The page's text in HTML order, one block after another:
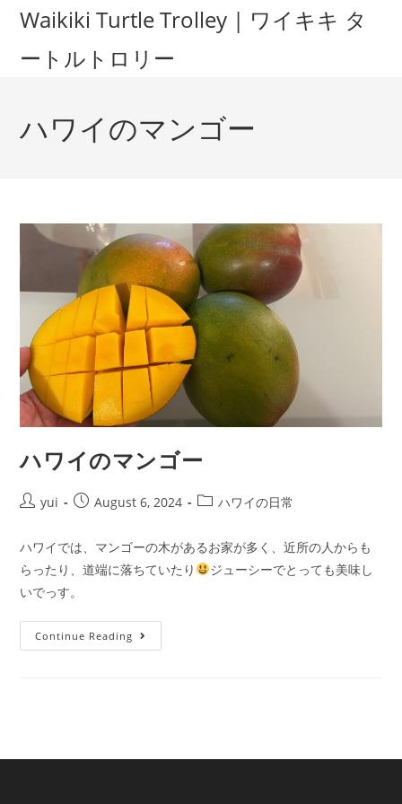
Waikiki Turtle Trolley | ワイキキ タ
ートルトロリー
ハワイのマンゴー
ハワイのマンゴー
yui August 6, 2024 ハワイの日常
ハワイでは、マンゴーの木があるお家が多く、近所の人からも
らったり、道端に落ちていたり
ジューシーでとっても美味し
いでっす。
Continue Reading